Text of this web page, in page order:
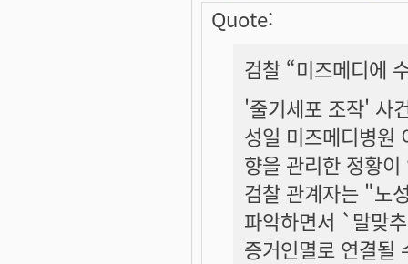
Quote:
검찰 “미즈메디에
'줄기세포 조작' 사
성일 미즈메디병원
향을 관리한 정황
검찰 관계자는 "노
파악하면서 `말맞
증거인멸로 연결될